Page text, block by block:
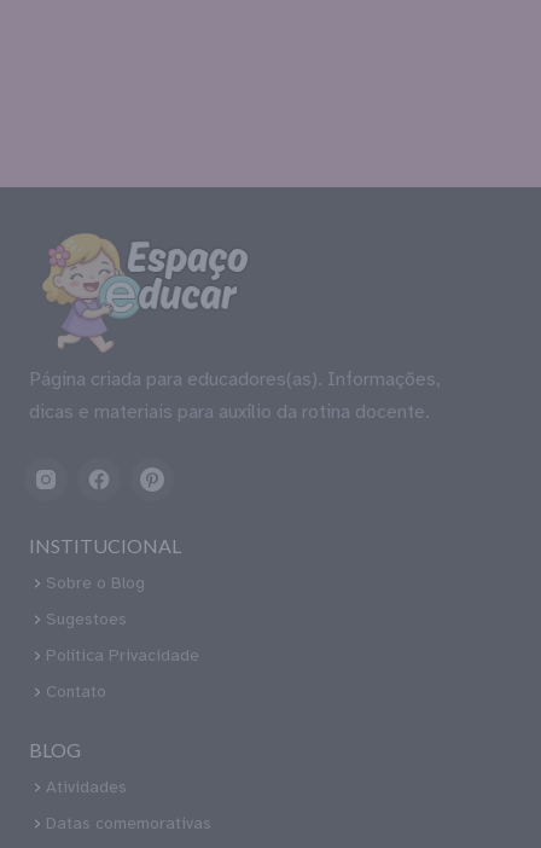
Página criada para educadores(as). Informações,
dicas e materiais para auxílio da rotina docente.
INSTITUCIONAL
Sobre o Blog
Sugestoes
Política Privacidade
Contato
BLOG
Atividades
Datas comemorativas